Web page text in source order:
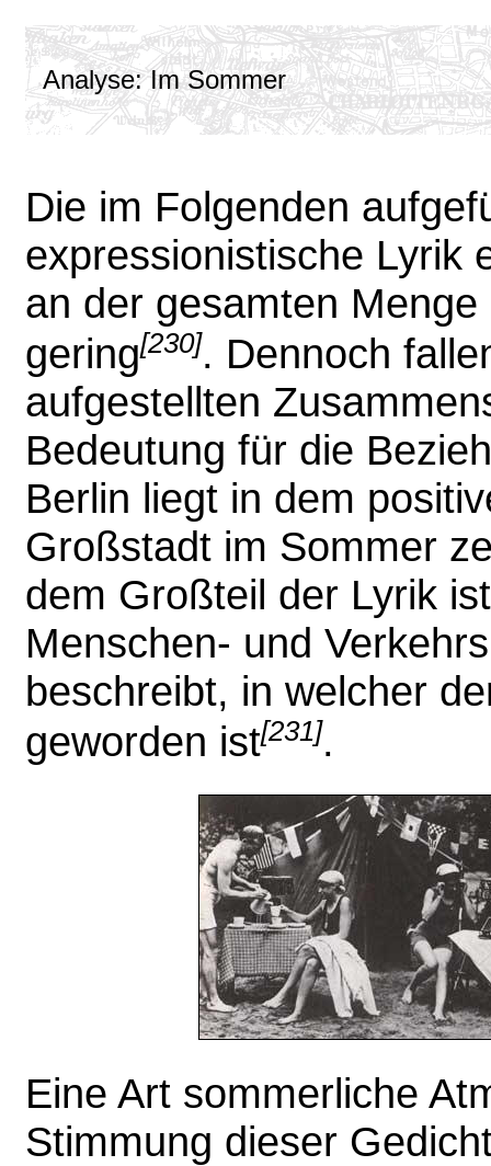
Analyse: Im Sommer
Die im Folgenden
expressionistische Lyrik
an der gesamten
gering[230]. Dennoch
aufgestellten
Bedeutung für die
Berlin liegt in dem
Großstadt im Sommer
dem Großteil der Lyrik
Menschen- und
beschreibt, in welcher
geworden ist[231].
Eine Art sommerliche
Stimmung dieser